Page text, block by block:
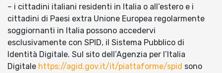
– i cittadini italiani residenti in Italia o all’estero e i
cittadini di Paesi extra Unione Europea regolarmente
soggiornanti in Italia possono accedervi
esclusivamente con SPID, il Sistema Pubblico di
Identità Digitale. Sul sito dell’Agenzia per l’Italia
Digitale https://agid.gov.it/it/piattaforme/spid sono